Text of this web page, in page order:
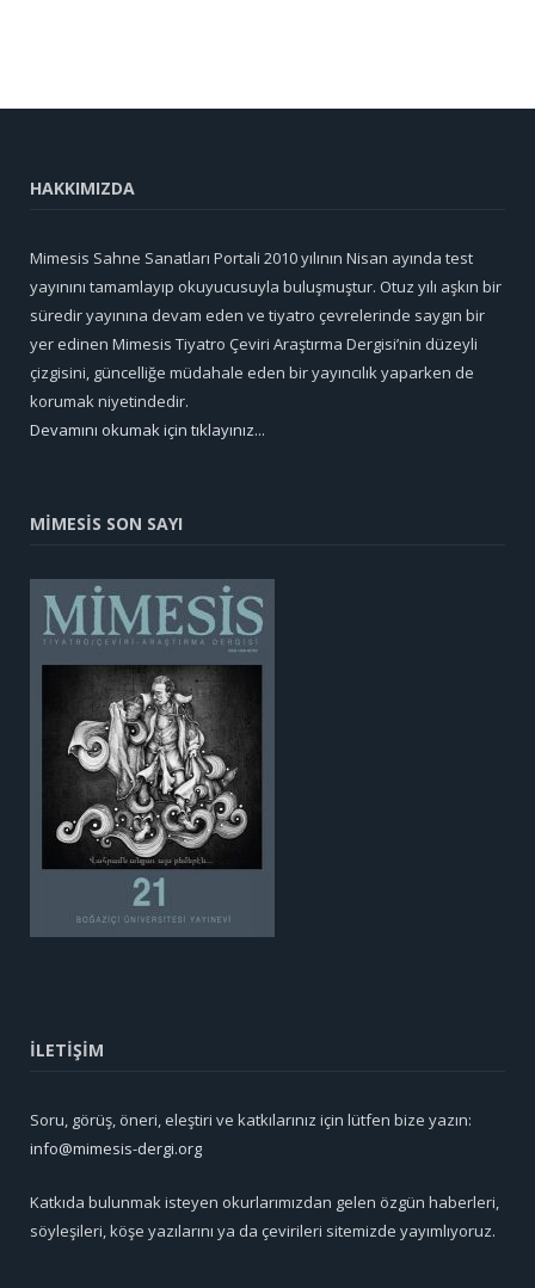
HAKKIMIZDA
Mimesis Sahne Sanatları Portali 2010 yılının Nisan ayında test
yayınını tamamlayıp okuyucusuyla buluşmuştur. Otuz yılı aşkın bir
süredir yayınına devam eden ve tiyatro çevrelerinde saygın bir
yer edinen Mimesis Tiyatro Çeviri Araştırma Dergisi’nin düzeyli
çizgisini, güncelliğe müdahale eden bir yayıncılık yaparken de
korumak niyetindedir.
Devamını okumak için tıklayınız...
MİMESİS SON SAYI
İLETİŞİM
Soru, görüş, öneri, eleştiri ve katkılarınız için lütfen bize yazın:
info@mimesis-dergi.org
Katkıda bulunmak isteyen okurlarımızdan gelen özgün haberleri,
söyleşileri, köşe yazılarını ya da çevirileri sitemizde yayımlıyoruz.